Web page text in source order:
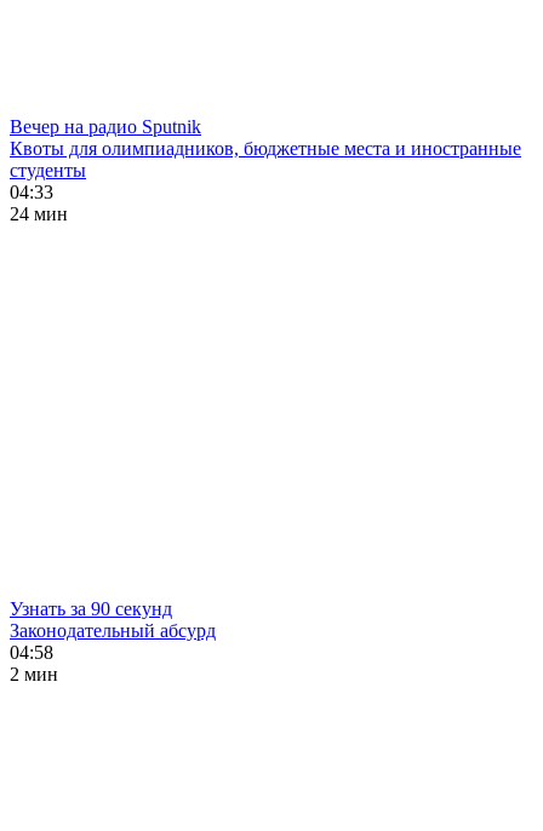
Вечер на радио Sputnik
Квоты для олимпиадников, бюджетные места и иностранные
студенты
04:33
24 мин
Узнать за 90 секунд
Законодательный абсурд
04:58
2 мин